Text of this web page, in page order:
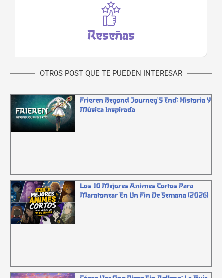
Reseñas
OTROS POST QUE TE PUEDEN INTERESAR
Frieren Beyond Journey`s End: Historia Y
Música Inspirada
Los 10 Mejores Animes Cortos Para
Maratonear En Un Fin De Semana (2026)